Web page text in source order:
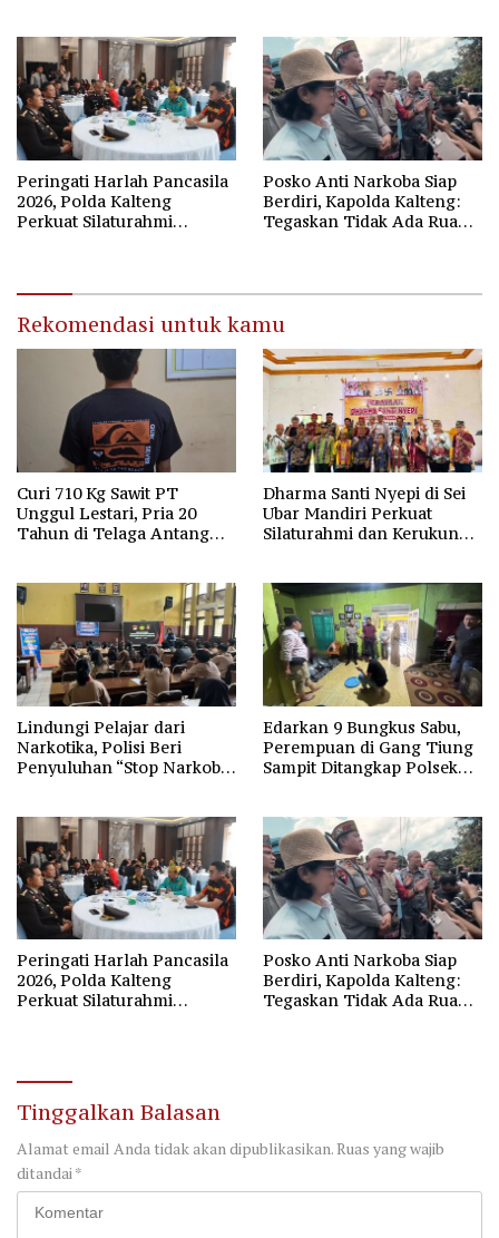
Peringati Harlah Pancasila
2026, Polda Kalteng
Perkuat Silaturahmi
Posko Anti Narkoba Siap
Berdiri, Kapolda Kalteng:
Tegaskan Tidak Ada Ruang
Rekomendasi untuk kamu
Curi 710 Kg Sawit PT
Unggul Lestari, Pria 20
Tahun di Telaga Antang
Dharma Santi Nyepi di Sei
Ubar Mandiri Perkuat
Silaturahmi dan Kerukunan
Lindungi Pelajar dari
Narkotika, Polisi Beri
Penyuluhan “Stop Narkoba”
Edarkan 9 Bungkus Sabu,
Perempuan di Gang Tiung
Sampit Ditangkap Polsek
Peringati Harlah Pancasila
2026, Polda Kalteng
Perkuat Silaturahmi
Posko Anti Narkoba Siap
Berdiri, Kapolda Kalteng:
Tegaskan Tidak Ada Ruang
Tinggalkan Balasan
Alamat email Anda tidak akan dipublikasikan.Ruas yang wajib
ditandai*